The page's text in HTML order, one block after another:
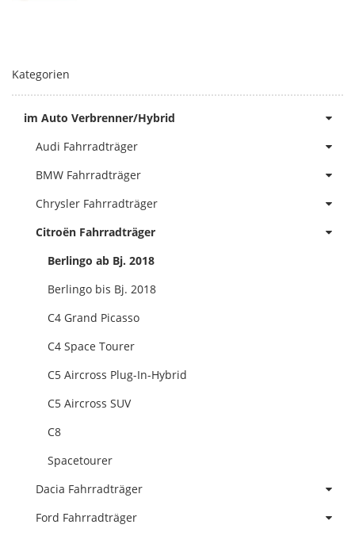
Kategorien
im Auto Verbrenner/Hybrid
Audi Fahrradträger
BMW Fahrradträger
Chrysler Fahrradträger
Citroën Fahrradträger
Berlingo ab Bj. 2018
Berlingo bis Bj. 2018
C4 Grand Picasso
C4 Space Tourer
C5 Aircross Plug-In-Hybrid
C5 Aircross SUV
C8
Spacetourer
Dacia Fahrradträger
Ford Fahrradträger